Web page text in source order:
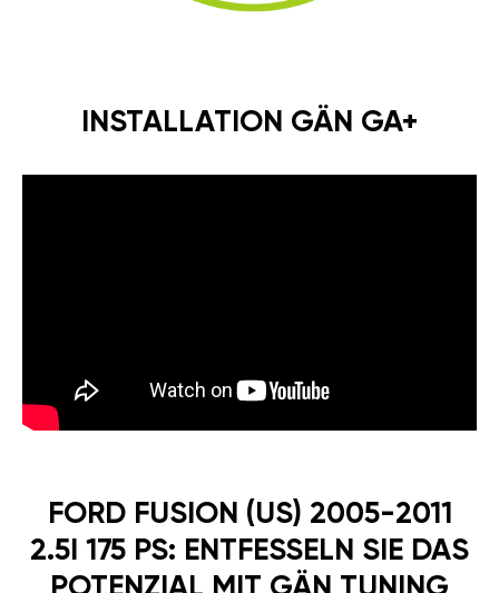
INSTALLATION GÄN GA+
FORD FUSION (US) 2005-2011
2.5I 175 PS: ENTFESSELN SIE DAS